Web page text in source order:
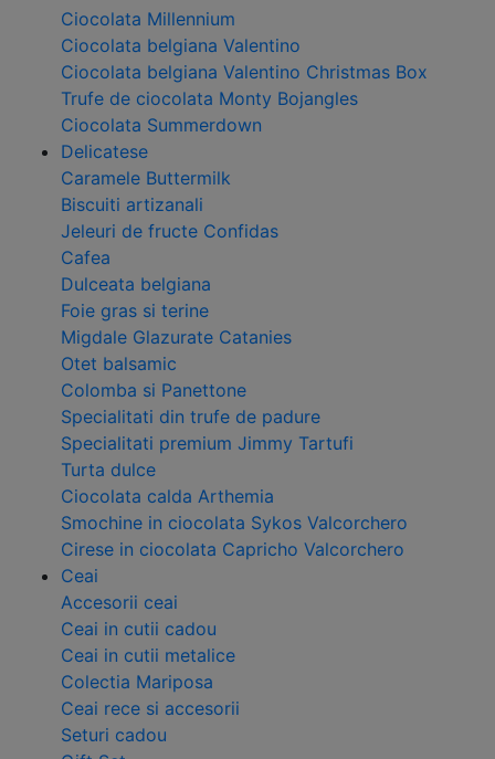
Ciocolata Millennium
Ciocolata belgiana Valentino
Ciocolata belgiana Valentino Christmas Box
Trufe de ciocolata Monty Bojangles
Ciocolata Summerdown
Delicatese
Caramele Buttermilk
Biscuiti artizanali
Jeleuri de fructe Confidas
Cafea
Dulceata belgiana
Foie gras si terine
Migdale Glazurate Catanies
Otet balsamic
Colomba si Panettone
Specialitati din trufe de padure
Specialitati premium Jimmy Tartufi
Turta dulce
Ciocolata calda Arthemia
Smochine in ciocolata Sykos Valcorchero
Cirese in ciocolata Capricho Valcorchero
Ceai
Accesorii ceai
Ceai in cutii cadou
Ceai in cutii metalice
Colectia Mariposa
Ceai rece si accesorii
Seturi cadou